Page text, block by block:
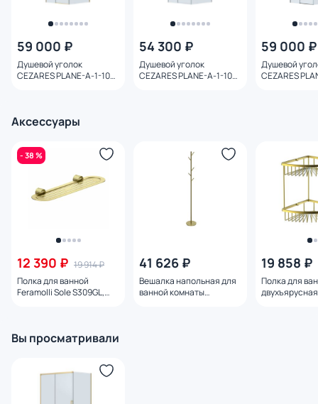
59 000 ₽
Душевой уголок
CEZARES PLANE-A-1-100-
54 300 ₽
Душевой уголок
CEZARES PLANE-A-1-100-
59 000 ₽
Душевой
CEZARES
Аксессуары
- 38 %
12 390 ₽ 19 914 ₽
Полка для ванной
Feramolli Sole S309GL,
41 626 ₽
Вешалка напольная для
ванной комнаты
19 858 ₽
Полка для
Вы просматривали